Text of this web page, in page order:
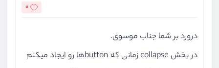
0
درورد بر شما جناب موسوی.
در بخش collapse زمانی که buttonها رو ایجاد میکنم